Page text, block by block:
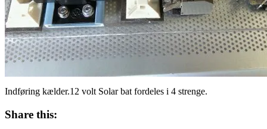
Indføring kælder.12 volt Solar bat fordeles i 4 strenge.
Share this: